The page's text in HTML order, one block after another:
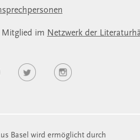
Mitglied im Netzwerk der
Basel wird ermöglicht durch